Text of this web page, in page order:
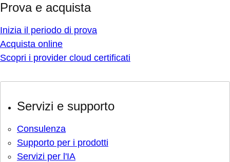
Prova e acquista
Inizia il periodo di prova
Acquista online
Scopri i provider cloud certificati
Servizi e supporto
Consulenza
Supporto per i prodotti
Servizi per l'IA